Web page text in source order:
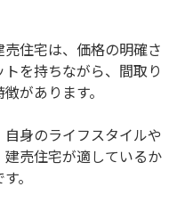
住宅は、価格の明確さ
を持ちながら、間取り
があります。
身のライフスタイルや
売住宅が適しているか
。